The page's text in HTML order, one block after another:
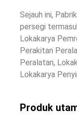
Sejauh ini,
persegi
Lokakarya
Perakitan
Peralatan,
Lokakarya
Produk